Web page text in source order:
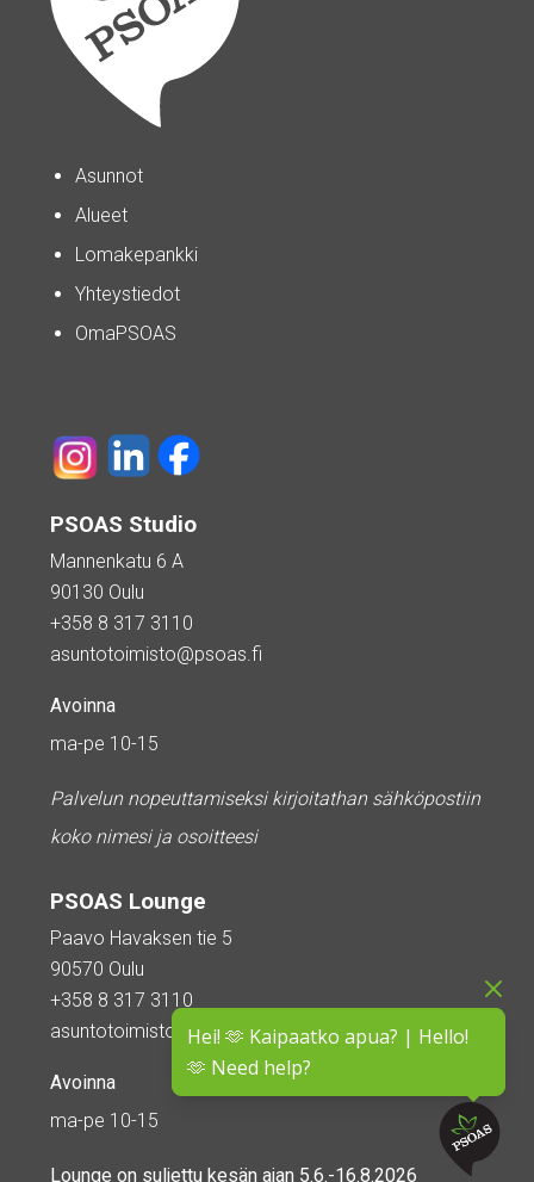
Hei! 🫶 Kaipaatko apua? | Hello!
🫶 Need help?
Asunnot
Alueet
Lomakepankki
Yhteystiedot
OmaPSOAS
PSOAS Studio
Mannenkatu 6 A
90130 Oulu
+358 8 317 3110
asuntotoimisto@psoas.fi
Avoinna
ma-pe 10-15
Palvelun nopeuttamiseksi kirjoitathan sähköpostiin
koko nimesi ja osoitteesi
PSOAS Lounge
Paavo Havaksen tie 5
90570 Oulu
+358 8 317 3110
asuntotoimisto@psoas.fi
Avoinna
ma-pe 10-15
Lounge on suljettu kesän ajan 5.6.-16.8.2026